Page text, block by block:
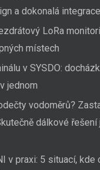
a dokonalá
LoRa
místech
v SYSDO:
jednom
vodoměrů?
dálkové řešení
v praxi: 5 situací, kde